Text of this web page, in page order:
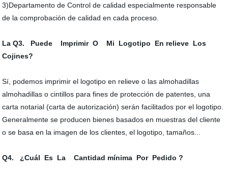
3)Departamento de Control de calidad especialmente responsable
de la comprobación de calidad en cada proceso.
La Q3. Puede Imprimir O Mi Logotipo En relieve Los
Cojines?
Sí, podemos imprimir el logotipo en relieve o las almohadillas
almohadillas o cintillos para fines de protección de patentes, una
carta notarial (carta de autorización) serán facilitados por el logotipo.
Generalmente se producen bienes basados en muestras del cliente
o se basa en la imagen de los clientes, el logotipo, tamaños...
Q4. ¿Cuál Es La Cantidad mínima Por Pedido ?